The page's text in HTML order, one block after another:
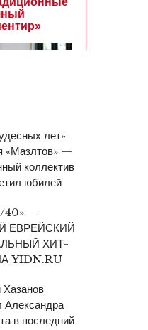
лет»
«Мазлтов» —
коллектив
юбилей
40» —
ЕВРЕЙСКИЙ
ХИТ-
YIDN.RU
Хазанов
Александра
в последний